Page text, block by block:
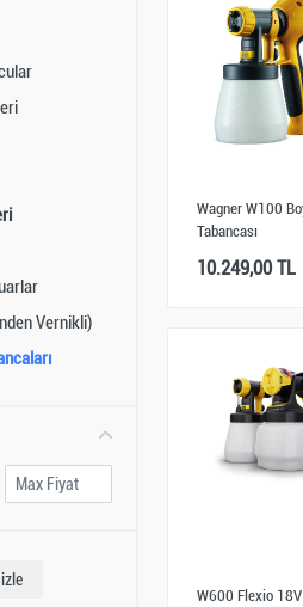
Vernikli)
Wagner W100
Tabancası
10.249,00 TL
W600 Flexio 18V